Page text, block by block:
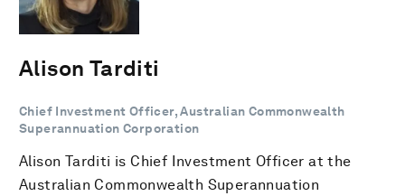
Alison Tarditi
Chief Investment Officer, Australian Commonwealth
Superannuation Corporation
Alison Tarditi is Chief Investment Officer at the
Australian Commonwealth Superannuation